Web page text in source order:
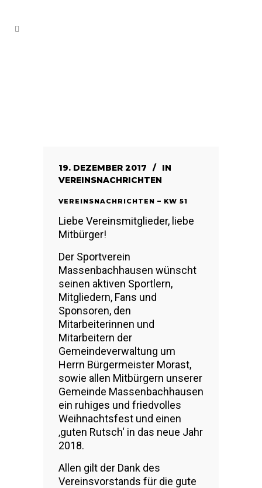
19. DEZEMBER 2017
IN
VEREINSNACHRICHTEN
VEREINSNACHRICHTEN – KW 51
Liebe Vereinsmitglieder, liebe
Mitbürger!
Der Sportverein
Massenbachhausen wünscht
seinen aktiven Sportlern,
Mitgliedern, Fans und
Sponsoren, den
Mitarbeiterinnen und
Mitarbeitern der
Gemeindeverwaltung um
Herrn Bürgermeister Morast,
sowie allen Mitbürgern unserer
Gemeinde Massenbachhausen
ein ruhiges und friedvolles
Weihnachtsfest und einen
‚guten Rutsch‘ in das neue Jahr
2018.
Allen gilt der Dank des
Vereinsvorstands für die gute